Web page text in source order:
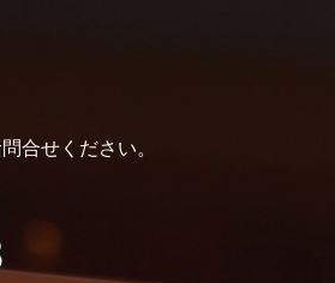
合せください。